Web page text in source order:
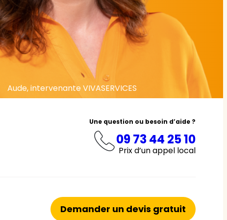
Aude, intervenante VIVASERVICES
Une question ou besoin d’aide ?
09 73 44 25 10
Prix d’un appel local
Demander un devis gratuit